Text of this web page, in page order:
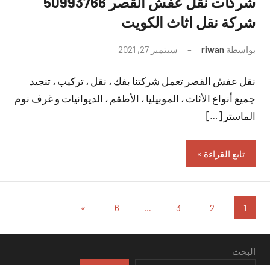
شركة نقل اثاث الكويت
بواسطة riwan سبتمبر 27, 2021
تعليقات
نقل عفش القصر تعمل شركتنا بفك ، نقل ، تركيب ، تنجيد
جميع أنواع الأثاث ، الموبيليا ، الأطقم ، الديوانيات و غرف نوم
الماستر […]
تابع القراءة
تعدد
صفحات
المقالات
1
2
3
…
6
المقالات
»
البحث